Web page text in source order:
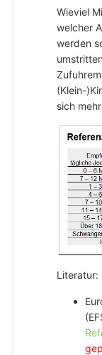
Wieviel
welcher
werden
(Klein-
sich
Literatur: